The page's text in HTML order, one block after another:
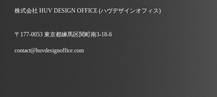
株式会社 HUV DESIGN OFFICE (ハヴデザインオフィス)
〒177-0053 東京都練馬区関町南3-18-6
contact@huvdesignoffice.com